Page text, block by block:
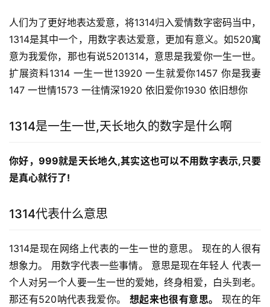
人们为了更好地表达爱意，将1314归入爱情数字密码当中，
1314是其中一个，用数字表达爱意，更加有意义。如520寓
意为我爱你，那也有说5201314，意思是我爱你一生一世。
扩展资料1314 一生一世13920 一生就爱你1457 你是我妻
147 一世情1573 一往情深1920 依旧爱你1930 依旧想你
1314是一生一世,天长地久的数字是什么啊
你好，999就是天长地久,其实这也可以不用数字表示,只要
是真心就行了!
1314代表什么意思
1314是现在网络上代表的一生一世的意思。 现在的人很有
想象力。 用数字代表一些事情。 意思是现在年轻人 代表一
个人对另一个人要一生一世的爱她，终身相爱，白头到老。
那还有520呐代表我爱你。 想起来也很有意思。
现在的年